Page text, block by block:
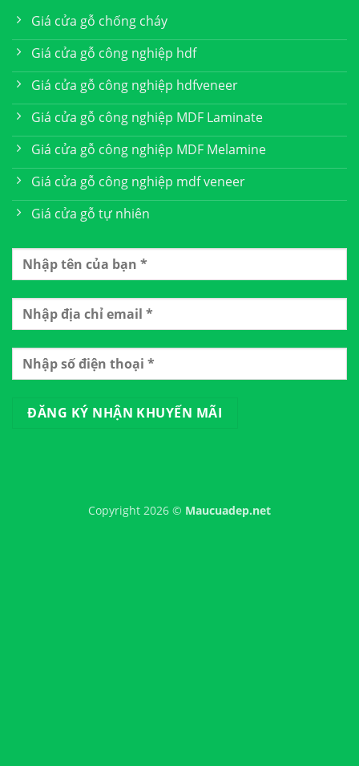
Giá cửa gỗ chống cháy
Giá cửa gỗ công nghiệp hdf
Giá cửa gỗ công nghiệp hdfveneer
Giá cửa gỗ công nghiệp MDF Laminate
Giá cửa gỗ công nghiệp MDF Melamine
Giá cửa gỗ công nghiệp mdf veneer
Giá cửa gỗ tự nhiên
Copyright 2026 © Maucuadep.net